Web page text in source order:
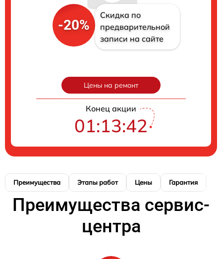
-20%
Скидка по
предварительной
записи на сайте
Цены на ремонт
Конец акции
01:13:41
Преимущества Этапы работ Цены Гарантия
Преимущества сервис-
центра